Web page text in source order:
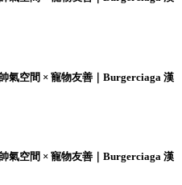
氣空間 × 寵物友善｜Burgerciaga 漢
氣空間 × 寵物友善｜Burgerciaga 漢